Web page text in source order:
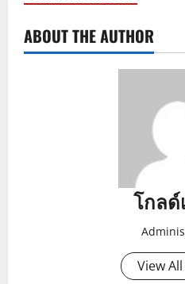
ABOUT THE AUTHOR
โกลด์
View